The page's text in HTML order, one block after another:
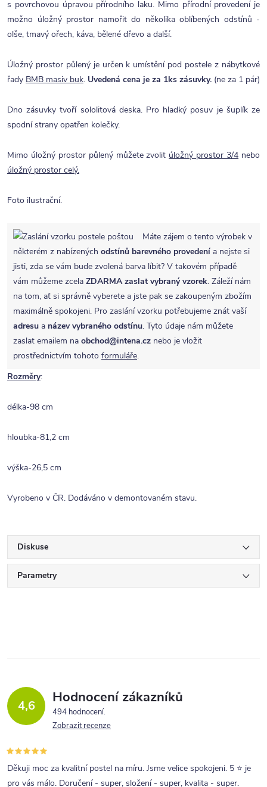
s povrchovou úpravou přírodního laku. Mimo přírodní provedení je
možno úložný prostor namořit do několika oblíbených odstínů -
olše, tmavý ořech, káva, bělené dřevo a další.
Úložný prostor půlený je určen k umístění pod postele z nábytkové
řady BMB masiv buk. Uvedená cena je za 1ks zásuvky. (ne za 1 pár)
Dno zásuvky tvoří sololitová deska. Pro hladký posuv je šuplík ze
spodní strany opatřen kolečky.
Mimo úložný prostor půlený můžete zvolit úložný prostor 3/4 nebo
úložný prostor celý.
Foto ilustrační.
Máte zájem o tento výrobek v
některém z nabízených odstínů barevného provedení a nejste si
jisti, zda se vám bude zvolená barva líbit? V takovém případě
vám můžeme zcela ZDARMA zaslat vybraný vzorek. Záleží nám
na tom, ať si správně vyberete a jste pak se zakoupeným zbožím
maximálně spokojeni. Pro zaslání vzorku potřebujeme znát vaší
adresu a název vybraného odstínu. Tyto údaje nám můžete
zaslat emailem na obchod@intena.cz nebo je vložit
prostřednictvím tohoto formuláře.
Rozměry:
délka-98 cm
hloubka-81,2 cm
výška-26,5 cm
Vyrobeno v ČR. Dodáváno v demontovaném stavu.
Diskuse
Parametry
4,6 Hodnocení zákazníků
494 hodnocení
Zobrazit recenze
Děkuji moc za kvalitní postel na míru. Jsme velice spokojeni. 5 ⭐ je
pro vás málo. Doručení - super, složení - super, kvalita - super.